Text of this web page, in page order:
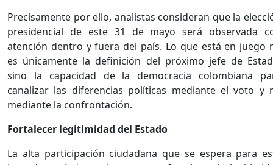
Precisamente por ello, analistas consideran que la
presidencial de este 31 de mayo será observada
atención dentro y fuera del país. Lo que está en juego
es únicamente la definición del próximo jefe de
sino la capacidad de la democracia colombiana
canalizar las diferencias políticas mediante el voto y
mediante la confrontación.
Fortalecer legitimidad del Estado
La alta participación ciudadana que se espera para